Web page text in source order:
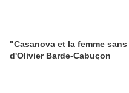
"Casanova et la femme
d'Olivier Barde-Cabuçon